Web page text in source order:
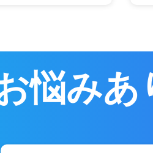
悩みあ